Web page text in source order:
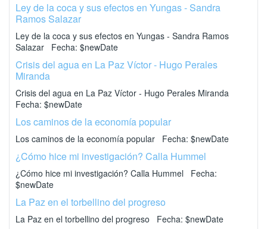
Ley de la coca y sus efectos en Yungas - Sandra
Ramos Salazar
Ley de la coca y sus efectos en Yungas - Sandra Ramos
Salazar Fecha: $newDate
Crisis del agua en La Paz Víctor - Hugo Perales
Miranda
Crisis del agua en La Paz Víctor - Hugo Perales Miranda
Fecha: $newDate
Los caminos de la economía popular
Los caminos de la economía popular Fecha: $newDate
¿Cómo hice mi investigación? Calla Hummel
¿Cómo hice mi investigación? Calla Hummel Fecha:
$newDate
La Paz en el torbellino del progreso
La Paz en el torbellino del progreso Fecha: $newDate